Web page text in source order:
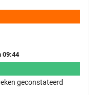
09:44
geconstateerd